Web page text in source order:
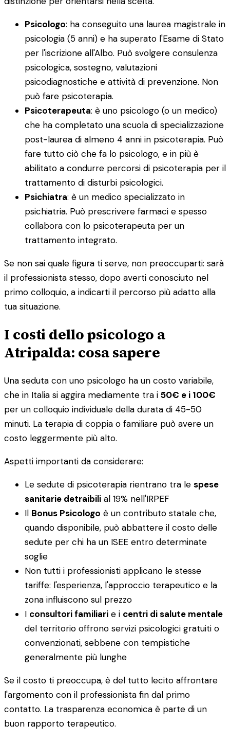
Psicologo: ha conseguito una laurea magistrale in
psicologia (5 anni) e ha superato l'Esame di Stato
per l'iscrizione all'Albo. Può svolgere consulenza
psicologica, sostegno, valutazioni
psicodiagnostiche e attività di prevenzione. Non
può fare psicoterapia.
Psicoterapeuta: è uno psicologo (o un medico)
che ha completato una scuola di specializzazione
post-laurea di almeno 4 anni in psicoterapia. Può
fare tutto ciò che fa lo psicologo, e in più è
abilitato a condurre percorsi di psicoterapia per il
trattamento di disturbi psicologici.
Psichiatra: è un medico specializzato in
psichiatria. Può prescrivere farmaci e spesso
collabora con lo psicoterapeuta per un
trattamento integrato.
Se non sai quale figura ti serve, non preoccuparti: sarà
il professionista stesso, dopo averti conosciuto nel
primo colloquio, a indicarti il percorso più adatto alla
tua situazione.
I costi dello psicologo a
Atripalda: cosa sapere
Una seduta con uno psicologo ha un costo variabile,
che in Italia si aggira mediamente tra i 50€ e i 100€
per un colloquio individuale della durata di 45-50
minuti. La terapia di coppia o familiare può avere un
costo leggermente più alto.
Aspetti importanti da considerare:
Le sedute di psicoterapia rientrano tra le spese
sanitarie detraibili al 19% nell'IRPEF
Il Bonus Psicologo è un contributo statale che,
quando disponibile, può abbattere il costo delle
sedute per chi ha un ISEE entro determinate
soglie
Non tutti i professionisti applicano le stesse
tariffe: l'esperienza, l'approccio terapeutico e la
zona influiscono sul prezzo
I consultori familiari e i centri di salute mentale
del territorio offrono servizi psicologici gratuiti o
convenzionati, sebbene con tempistiche
generalmente più lunghe
Se il costo ti preoccupa, è del tutto lecito affrontare
l'argomento con il professionista fin dal primo
contatto. La trasparenza economica è parte di un
buon rapporto terapeutico.